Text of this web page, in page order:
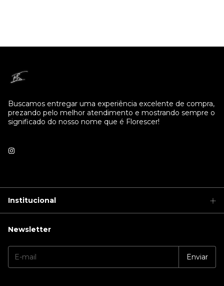
Buscamos entregar uma experiência excelente de compra,
prezando pelo melhor atendimento e mostrando sempre o
significado do nosso nome que é Florescer!
Institucional
Newsletter